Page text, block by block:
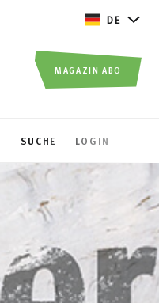
DE
SUCHE LOGIN
MAGAZIN ABO